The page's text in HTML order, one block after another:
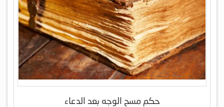
حكم مسح الوجه بعد الدعاء